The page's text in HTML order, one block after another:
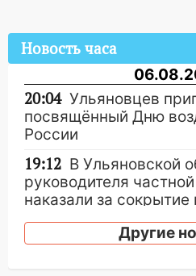
Новость часа
20:04 Ульяновцев
посвящённый Дню
России
19:12 В Ульяновской
руководителя
наказали за
сотрудник
18:02 В Ульяновск
Другие